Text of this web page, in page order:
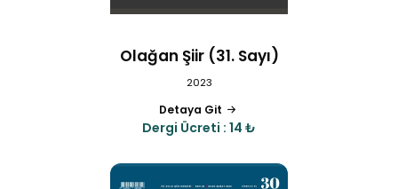
Olağan Şiir (31. Sayı)
2023
Detaya Git
Dergi Ücreti : 14 ₺